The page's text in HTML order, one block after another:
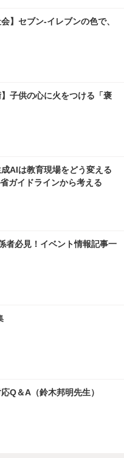
】セブン‐イレブンの色で、
】子供の心に火をつける「褒
成AIは教育現場をどう変える
ガイドラインから考える
者必見！イベント情報記事一
Q＆A（鈴木邦明先生）